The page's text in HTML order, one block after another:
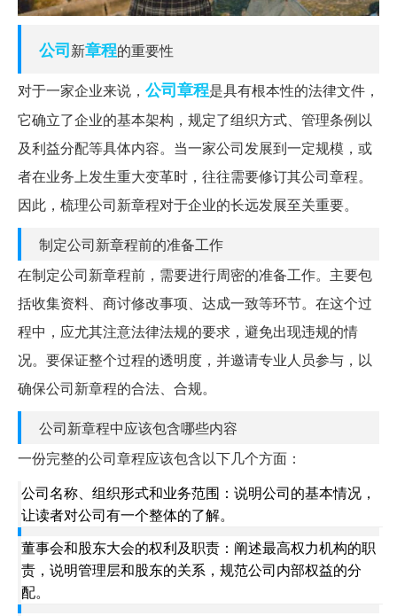
公司新章程的重要性
对于一家企业来说， 公司章程是具有根本性的法律文件，
它确立了企业的基本架构，规定了组织方式、管理条例以
及利益分配等具体内容。当一家公司发展到一定规模，或
者在业务上发生重大变革时，往往需要修订其公司章程。
因此，梳理公司新章程对于企业的长远发展至关重要。
制定公司新章程前的准备工作
在制定公司新章程前，需要进行周密的准备工作。主要包
括收集资料、商讨修改事项、达成一致等环节。在这个过
程中，应尤其注意法律法规的要求，避免出现违规的情
况。要保证整个过程的透明度，并邀请专业人员参与，以
确保公司新章程的合法、合规。
公司新章程中应该包含哪些内容
一份完整的公司章程应该包含以下几个方面：
公司名称、组织形式和业务范围： 说明公司的基本情况，
让读者对公司有一个整体的了解。
董事会和股东大会的权利及职责： 阐述最高权力机构的职
责，说明管理层和股东的关系，规范公司内部权益的分
配。